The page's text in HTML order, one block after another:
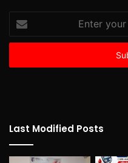
your
Email
Last Modified Posts